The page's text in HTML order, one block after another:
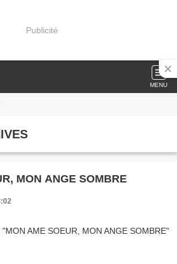
Publicité
MENU
MON ANGE SOMBRE